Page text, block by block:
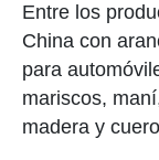
Entre los
China con
para
mariscos,
madera y